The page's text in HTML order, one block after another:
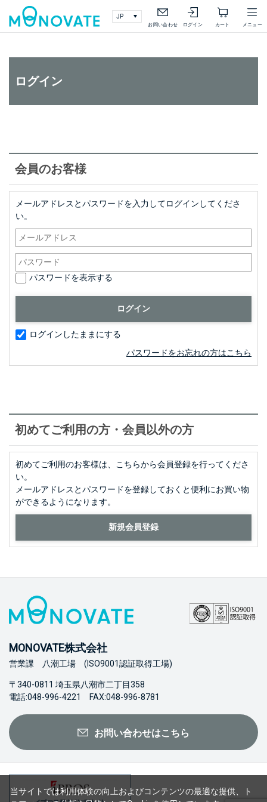
お問い合わせ ログイン カート メニュー
検索 詳細検索
ログイン
会員のお客様
メールアドレスとパスワードを入力してログインしてくださ
い。
パスワードを表示する
ログインしたままにする
パスワードをお忘れの方はこちら
初めてご利用の方・会員以外の方
初めてご利用のお客様は、こちらから会員登録を行ってくださ
い。
メールアドレスとパスワードを登録しておくと便利にお買い物
ができるようになります。
MONOVATE株式会社
営業課 八潮工場 (ISO9001認証取得工場)
〒340-0811 埼玉県八潮市二丁目358
電話:048-996-4221 FAX:048-996-8781
お問い合わせはこちら
当サイトでは利用体験の向上およびコンテンツの最適な提供、ト